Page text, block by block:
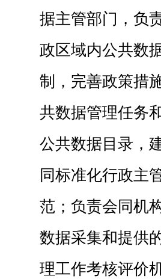
据主管部门，负
政区域内公共数
制，完善政策措
共数据管理任务
公共数据目录，
同标准化行政主
范；负责会同机
数据采集和提供
理工作考核评价